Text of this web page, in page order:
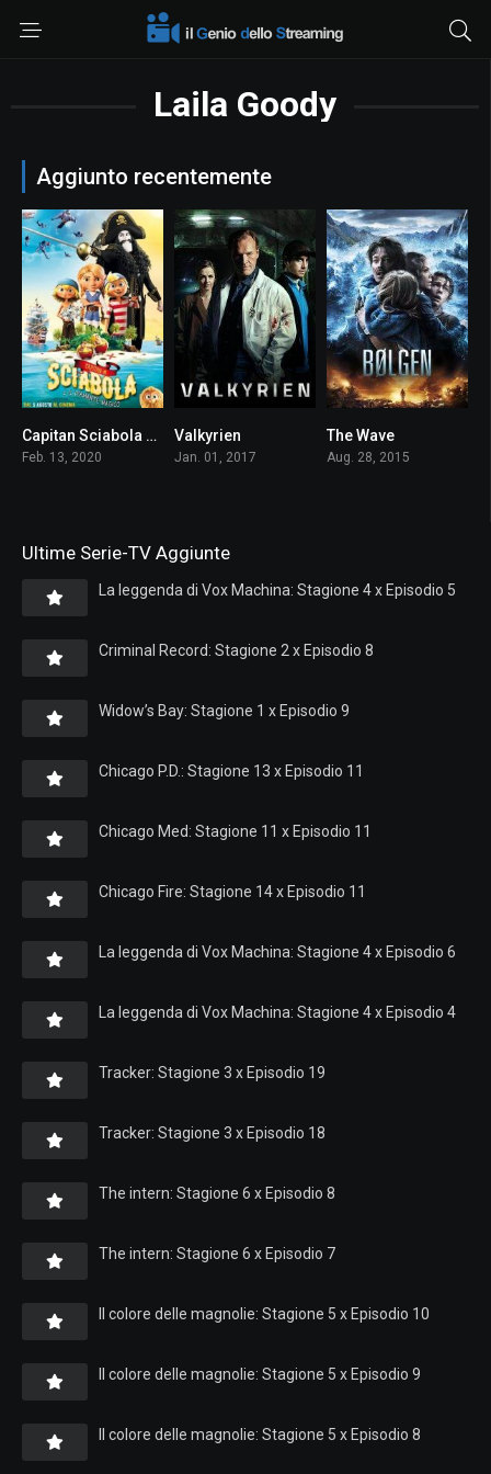
Laila Goody
Aggiunto recentemente
5.9
Capitan Sciabola e il Diamante Magico
Feb. 13, 2020
Valkyrien
Jan. 01, 2017
The Wave
Aug. 28, 2015
Ultime Serie-TV Aggiunte
La leggenda di Vox Machina: Stagione 4 x Episodio 5
Criminal Record: Stagione 2 x Episodio 8
Widow’s Bay: Stagione 1 x Episodio 9
Chicago P.D.: Stagione 13 x Episodio 11
Chicago Med: Stagione 11 x Episodio 11
Chicago Fire: Stagione 14 x Episodio 11
La leggenda di Vox Machina: Stagione 4 x Episodio 6
La leggenda di Vox Machina: Stagione 4 x Episodio 4
Tracker: Stagione 3 x Episodio 19
Tracker: Stagione 3 x Episodio 18
The intern: Stagione 6 x Episodio 8
The intern: Stagione 6 x Episodio 7
Il colore delle magnolie: Stagione 5 x Episodio 10
Il colore delle magnolie: Stagione 5 x Episodio 9
Il colore delle magnolie: Stagione 5 x Episodio 8